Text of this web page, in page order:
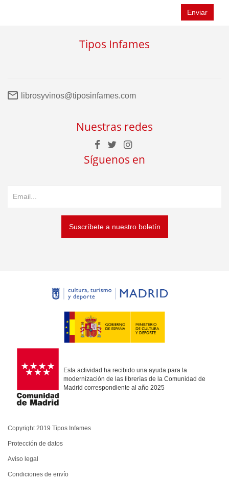
Enviar
Tipos Infames
librosyvinos@tiposinfames.com
Nuestras redes
Síguenos en
Suscríbete a nuestro boletín
Esta actividad ha recibido una ayuda para la
modernización de las librerías de la Comunidad de
Madrid correspondiente al año 2025
Copyright 2019 Tipos Infames
Protección de datos
Aviso legal
Condiciones de envío